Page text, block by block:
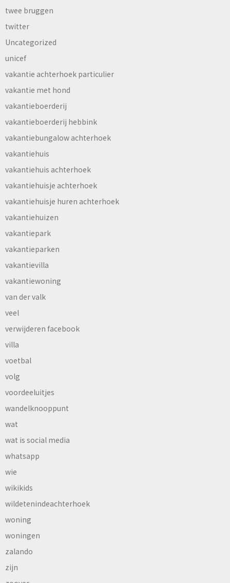
twee bruggen
twitter
Uncategorized
unicef
vakantie achterhoek particulier
vakantie met hond
vakantieboerderij
vakantieboerderij hebbink
vakantiebungalow achterhoek
vakantiehuis
vakantiehuis achterhoek
vakantiehuisje achterhoek
vakantiehuisje huren achterhoek
vakantiehuizen
vakantiepark
vakantieparken
vakantievilla
vakantiewoning
van der valk
veel
verwijderen facebook
villa
voetbal
volg
voordeeluitjes
wandelknooppunt
wat
wat is social media
whatsapp
wie
wikikids
wildetenindeachterhoek
woning
woningen
zalando
zijn